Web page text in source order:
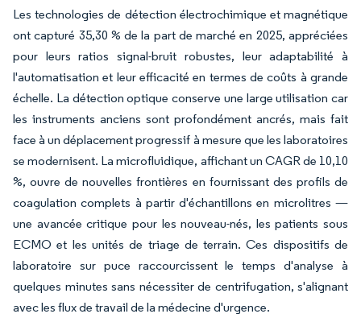
Les technologies de détection électrochimique et magnétique
ont capturé 35,30 % de la part de marché en 2025, appréciées
pour leurs ratios signal-bruit robustes, leur adaptabilité à
l'automatisation et leur efficacité en termes de coûts à grande
échelle. La détection optique conserve une large utilisation car
les instruments anciens sont profondément ancrés, mais fait
face à un déplacement progressif à mesure que les laboratoires
se modernisent. La microfluidique, affichant un CAGR de 10,10
%, ouvre de nouvelles frontières en fournissant des profils de
coagulation complets à partir d'échantillons en microlitres —
une avancée critique pour les nouveau-nés, les patients sous
ECMO et les unités de triage de terrain. Ces dispositifs de
laboratoire sur puce raccourcissent le temps d'analyse à
quelques minutes sans nécessiter de centrifugation, s'alignant
avec les flux de travail de la médecine d'urgence.